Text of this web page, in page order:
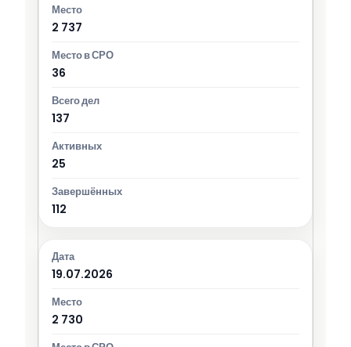
2 737
36
137
25
112
19.07.2026
2 730